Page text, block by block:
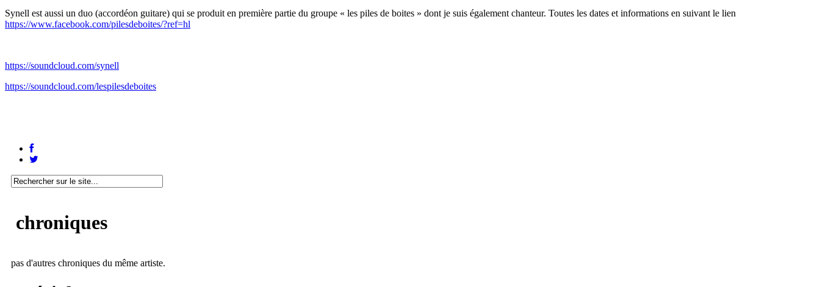
Synell est aussi un duo (accordéon guitare) qui se produit en première partie du groupe « les piles de boites » dont je suis également chanteur. Toutes les dates et informations en suivant le lien
https://www.facebook.com/pilesdeboites/?ref=hl
https://soundcloud.com/synell
https://soundcloud.com/lespilesdeboites
chroniques
pas d'autres chroniques du même artiste.